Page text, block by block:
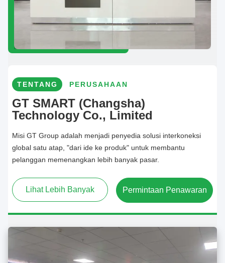
TENTANG PERUSAHAAN
GT SMART (Changsha)
Technology Co., Limited
Misi GT Group adalah menjadi penyedia solusi interkoneksi
global satu atap, "dari ide ke produk" untuk membantu
pelanggan memenangkan lebih banyak pasar.
Lihat Lebih Banyak Permintaan Penawaran